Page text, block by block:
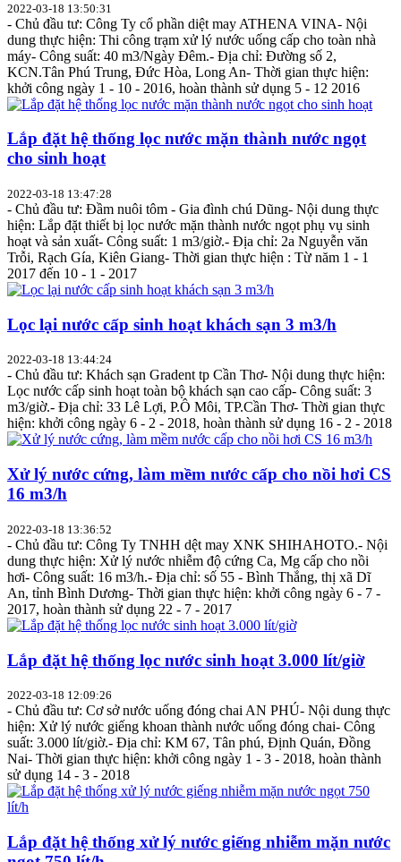
2022-03-18 13:50:31
- Chủ đầu tư: Công Ty cổ phần diệt may ATHENA VINA- Nội
dung thực hiện: Thi công trạm xử lý nước uống cấp cho toàn nhà
máy- Công suất: 40 m3/Ngày Đêm.- Địa chỉ: Đường số 2,
KCN.Tân Phú Trung, Đức Hòa, Long An- Thời gian thực hiện:
khởi công ngày 1 - 10 - 2016, hoàn thành sử dụng 5 - 12 2016
Lắp đặt hệ thống lọc nước mặn thành nước ngọt
cho sinh hoạt
2022-03-18 13:47:28
- Chủ đầu tư: Đầm nuôi tôm - Gia đình chú Dũng- Nội dung thực
hiện: Lắp đặt thiết bị lọc nước mặn thành nước ngọt phụ vụ sinh
hoạt và sản xuất- Công suất: 1 m3/giờ.- Địa chỉ: 2a Nguyễn văn
Trỗi, Rạch Gía, Kiên Giang- Thời gian thực hiện : Từ năm 1 - 1
2017 đến 10 - 1 - 2017
Lọc lại nước cấp sinh hoạt khách sạn 3 m3/h
2022-03-18 13:44:24
- Chủ đầu tư: Khách sạn Gradent tp Cần Thơ- Nội dung thực hiện:
Lọc nước cấp sinh hoạt toàn bộ khách sạn cao cấp- Công suất: 3
m3/giờ.- Địa chỉ: 33 Lê Lợi, P.Ô Môi, TP.Cần Thơ- Thời gian thực
hiện: khởi công ngày 6 - 2 - 2018, hoàn thành sử dụng 16 - 2 - 2018
Xử lý nước cứng, làm mềm nước cấp cho nồi hơi CS
16 m3/h
2022-03-18 13:36:52
- Chủ đầu tư: Công Ty TNHH dệt may XNK SHIHAHOTO.- Nội
dung thực hiện: Xử lý nước nhiễm độ cứng Ca, Mg cấp cho nồi
hơi- Công suất: 16 m3/h.- Địa chỉ: số 55 - Bình Thắng, thị xã Dĩ
An, tỉnh Bình Dương- Thời gian thực hiện: khởi công ngày 6 - 7 -
2017, hoàn thành sử dụng 22 - 7 - 2017
Lắp đặt hệ thống lọc nước sinh hoạt 3.000 lít/giờ
2022-03-18 12:09:26
- Chủ đầu tư: Cơ sở nước uống đóng chai AN PHÚ- Nội dung thực
hiện: Xử lý nước giếng khoan thành nước uống đóng chai- Công
suất: 3.000 lít/giờ.- Địa chỉ: KM 67, Tân phú, Định Quán, Đồng
Nai- Thời gian thực hiện: khởi công ngày 1 - 3 - 2018, hoàn thành
sử dụng 14 - 3 - 2018
Lắp đặt hệ thống xử lý nước giếng nhiễm mặn nước